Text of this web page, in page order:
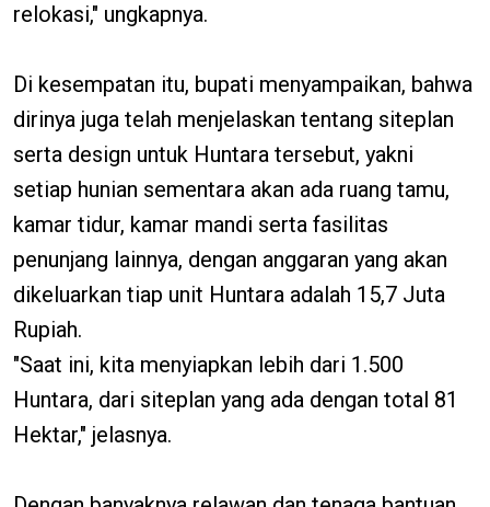
relokasi," ungkapnya.
Di kesempatan itu, bupati menyampaikan, bahwa
dirinya juga telah menjelaskan tentang siteplan
serta design untuk Huntara tersebut, yakni
setiap hunian sementara akan ada ruang tamu,
kamar tidur, kamar mandi serta fasilitas
penunjang lainnya, dengan anggaran yang akan
dikeluarkan tiap unit Huntara adalah 15,7 Juta
Rupiah.
"Saat ini, kita menyiapkan lebih dari 1.500
Huntara, dari siteplan yang ada dengan total 81
Hektar," jelasnya.